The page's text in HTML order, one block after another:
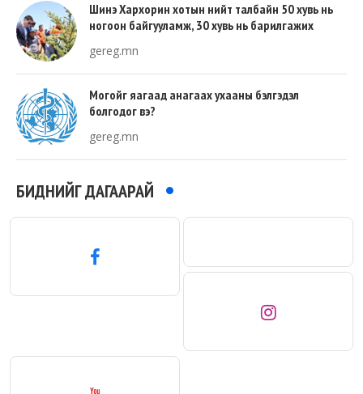
Шинэ Хархорин хотын нийт талбайн 50 хувь нь
ногоон байгууламж, 30 хувь нь барилгажих
gereg.mn
Могойг яагаад анагаах ухааны бэлгэдэл
болгодог вэ?
gereg.mn
БИДНИЙГ ДАГААРАЙ